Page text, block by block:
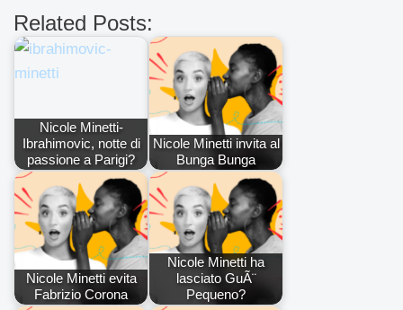
Related Posts:
Nicole Minetti-
Ibrahimovic, notte di
passione a Parigi?
Nicole Minetti invita al
Bunga Bunga
Nicole Minetti evita
Fabrizio Corona
Nicole Minetti ha
lasciato GuÃ¨
Pequeno?